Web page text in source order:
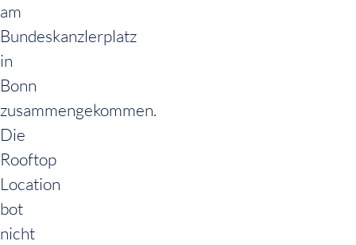
am
Bundeskanzlerplatz
in
Bonn
zusammengekommen.
Die
Rooftop
Location
bot
nicht